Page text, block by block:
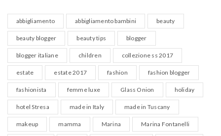
abbigliamento abbigliamento bambini beauty
beauty blogger beauty tips blogger
blogger italiane children collezione ss 2017
estate estate 2017 fashion fashion blogger
fashionista femme luxe Glass Onion holiday
hotel Stresa made in Italy made in Tuscany
makeup mamma Marina Marina Fontanelli